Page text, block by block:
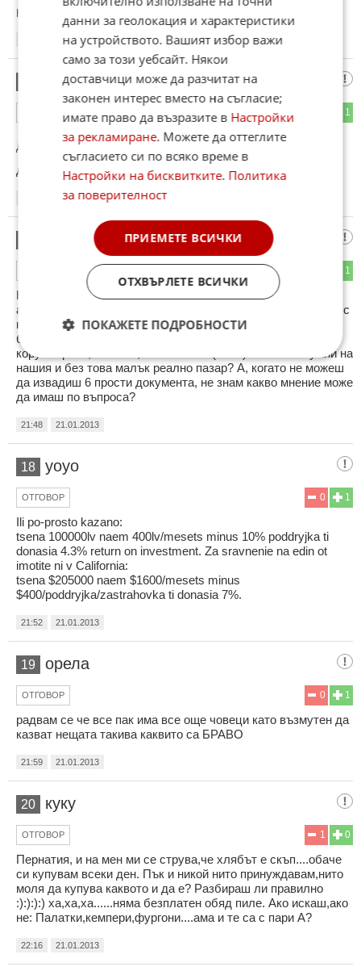
Коментиран от
21.01.2013
възмутен
1
До коментар от "1111":
долният ми коментар е до Вас
21.01.2013
1
Не си възмутен, направо си заблуден:):):) Коя е тази
агенция дето работи коректно и изказва прогнози в разрез с
нейният интерес? Всъщност уповавай се възмутено на
брокерите:):):) те не са много
корумпирани,нахални,безочливи и (меко) казано ненужни на
нашия и без това малък реално пазар? А, когато не можеш
да извадиш 6 прости документа, не знам какво мнение може
да имаш по въпроса?
21:48 21.01.2013
18 yoyo
1
0
ОТГОВОР
Ili po-prosto kazano:
tsena 100000lv naem 400lv/mesets minus 10% poddryjka ti
donasia 4.3% return on investment. Za sravnenie na edin ot
imotite ni v California:
tsena $205000 naem $1600/mesets minus
$400/poddryjka/zastrahovka ti donasia 7%.
21:52 21.01.2013
19 орела
1
0
ОТГОВОР
радвам се че все пак има все още човеци като възмутен да
казват нещата такива каквито са БРАВО
21:59 21.01.2013
20 куку
0
1
ОТГОВОР
Пернатия, и на мен ми се струва,че хлябът е скъп....обаче
си купувам всеки ден. Пък и никой нито принуждавам,нито
моля да купува каквото и да е? Разбираш ли правилно
:):):):) ха,ха,ха......няма безплатен обяд пиле. Ако искаш,ако
не: Палатки,кемпери,фургони....ама и те са с пари А?
22:16 21.01.2013
данни за геолокация и характеристики
на устройството. Вашият избор важи
само за този уебсайт. Някои
доставчици може да разчитат на
законен интерес вместо на съгласие;
имате право да възразите в Настройки
за рекламиране. Можете да оттеглите
съгласието си по всяко време в
Настройки на бисквитките. Политика
за поверителност
ПРИЕМЕТЕ ВСИЧКИ
ОТХВЪРЛЕТЕ ВСИЧКИ
ПОКАЖЕТЕ ПОДРОБНОСТИ